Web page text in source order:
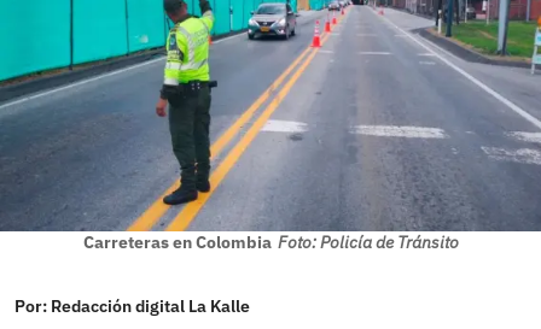
Carreteras en Colombia Foto: Policía de Tránsito
Por: Redacción digital La Kalle